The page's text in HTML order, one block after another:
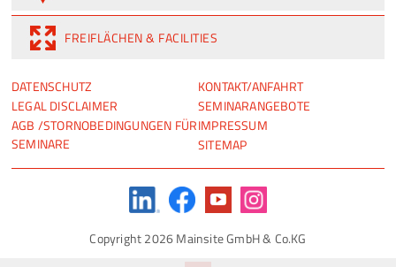
NAVIGATION
ÜBERSPRINGEN
DATENSCHUTZ
LEGAL DISCLAIMER
AGB /STORNOBEDINGUNGEN FÜR
SEMINARE
FREIFLÄCHEN & FACILITIES
NAVIGATION
ÜBERSPRINGEN
KONTAKT/ANFAHRT
SEMINARANGEBOTE
IMPRESSUM
SITEMAP
Copyright 2026 Mainsite GmbH & Co.KG